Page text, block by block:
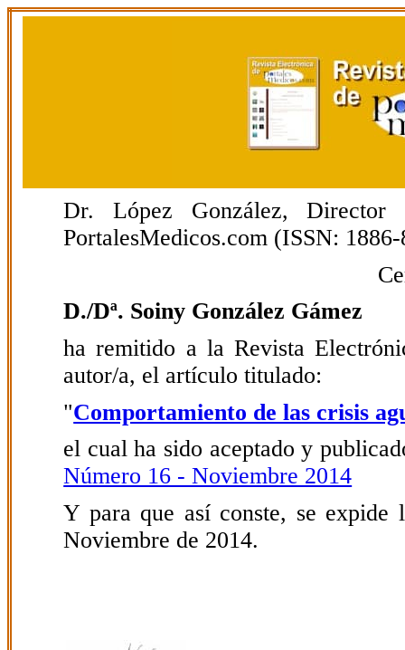
Dr. López González,
PortalesMedicos.com (ISSN:
D./Dª. Soiny González Gámez
ha remitido a la Revista
autor/a, el artículo titulado:
"Comportamiento de las crisis
el cual ha sido aceptado y
Número 16 - Noviembre 2014
Y para que así conste, se
Noviembre de 2014.